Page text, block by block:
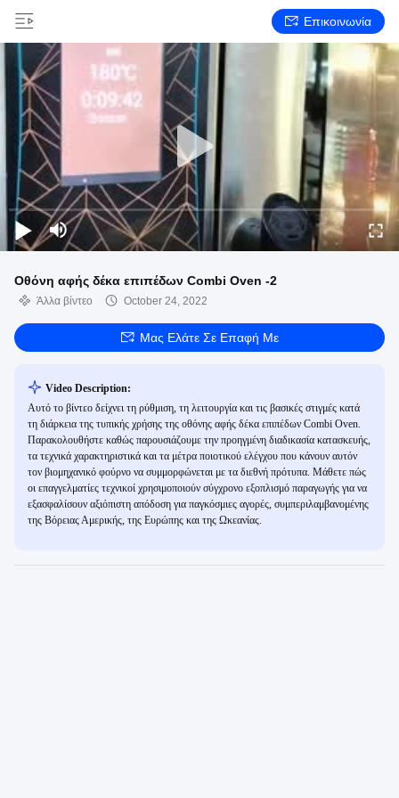
Επικοινωνία
Οθόνη αφής δέκα επιπέδων Combi Oven -2
Άλλα βίντεο October 24, 2022
Μας Ελάτε Σε Επαφή Με
Video Description:
Αυτό το βίντεο δείχνει τη ρύθμιση, τη λειτουργία και τις βασικές στιγμές κατά
τη διάρκεια της τυπικής χρήσης της οθόνης αφής δέκα επιπέδων Combi Oven.
Παρακολουθήστε καθώς παρουσιάζουμε την προηγμένη διαδικασία κατασκευής,
τα τεχνικά χαρακτηριστικά και τα μέτρα ποιοτικού ελέγχου που κάνουν αυτόν
τον βιομηχανικό φούρνο να συμμορφώνεται με τα διεθνή πρότυπα. Μάθετε πώς
οι επαγγελματίες τεχνικοί χρησιμοποιούν σύγχρονο εξοπλισμό παραγωγής για να
εξασφαλίσουν αξιόπιστη απόδοση για παγκόσμιες αγορές, συμπεριλαμβανομένης
της Βόρειας Αμερικής, της Ευρώπης και της Ωκεανίας.